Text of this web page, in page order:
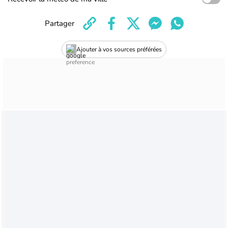
Ajouter à vos sources préférées
Partager